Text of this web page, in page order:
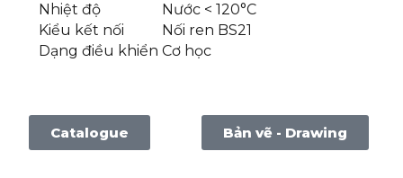
Nhiệt độ
Nước < 120°C
Kiểu kết nối
Nối ren BS21
Dạng điều khiển Cơ học
Catalogue Bản vẽ - Drawing